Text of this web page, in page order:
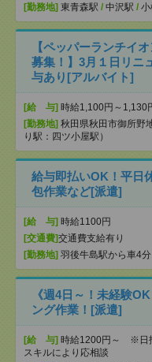
[勤務地] 東青森駅 / 中沢駅 / 小
【ペッパーランチイ
募集！】3月１日リニ
与あり[アルバイト]
[給 与] 時給1,100円～1,130
[勤務地] 秋田県秋田市御所野
り駅：四ツ小屋駅）
給与即払いOK！平日
包作業など[派遣]
[給 与] 時給1100円
[交通費]交通費支給有り
[勤務地] 羽後牛島駅から車4分
《週4日～！未経験
ング作業！[派遣]
[給 与] 時給1200円～ ※日
スキルにより応相談